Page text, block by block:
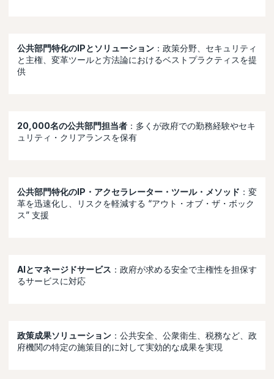
公共部門特化のIPとソリューション ：政策分野、セキュリティ
と主権、変革ツールと方法論におけるベストプラクティスを提
供
20,000名の公共部門担当者 ：多くが政府での勤務経験やセキ
ュリティ・クリアランスを保有
公共部門特化のIP・アクセラレーター・ツール・メソッド ：変
革を迅速化し、リスクを軽減する “アウト・オブ・ザ・ボック
ス” 支援
AIとマネージドサービス ：政府が求める安全で主権性を担保す
るサービスに対応
政策成果ソリューション ：公共安全、公衆衛生、税務など、政
府機関の特定の施策目的に対して実効的な成果を実現